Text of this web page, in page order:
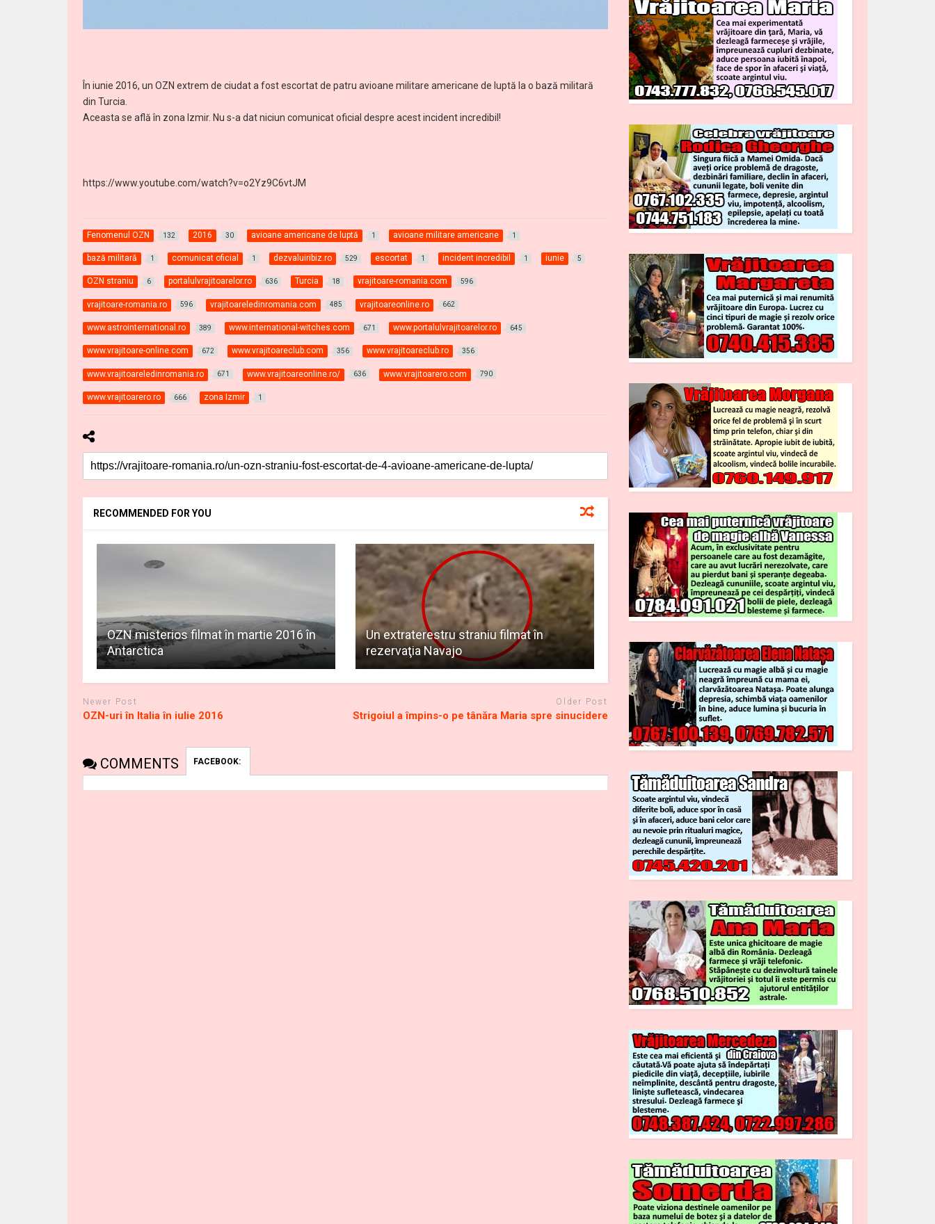
În iunie 2016, un OZN extrem de ciudat a fost escortat de patru avioane militare americane de luptă la o bază militară
din Turcia.
Aceasta se află în zona Izmir. Nu s-a dat niciun comunicat oficial despre acest incident incredibil!
https://www.youtube.com/watch?v=o2Yz9C6vtJM
Fenomenul OZN 132 2016 30 avioane americane de luptă 1 avioane militare americane 1
bază militară 1 comunicat oficial 1 dezvaluiribiz.ro 529 escortat 1 incident incredibil 1 iunie 5
OZN straniu 6 portalulvrajitoarelor.ro 636 Turcia 18 vrajitoare-romania.com 596
vrajitoare-romania.ro 596 vrajitoareledinromania.com 485 vrajitoareonline.ro 662
www.astrointernational.ro 389 www.international-witches.com 671 www.portalulvrajitoarelor.ro 645
www.vrajitoare-online.com 672 www.vrajitoareclub.com 356 www.vrajitoareclub.ro 356
www.vrajitoareledinromania.ro 671 www.vrajitoareonline.ro/ 636 www.vrajitoarero.com 790
www.vrajitoarero.ro 666 zona Izmir 1
RECOMMENDED FOR YOU
OZN misterios filmat în martie 2016 în
Antarctica
Un extraterestru straniu filmat în
rezervaţia Navajo
Newer Post
OZN-uri în Italia în iulie 2016
Older Post
Strigoiul a împins-o pe tânăra Maria spre sinucidere
COMMENTS FACEBOOK: